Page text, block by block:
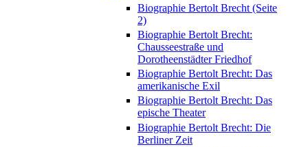
Biographie Bertolt Brecht (Seite
2)
Biographie Bertolt Brecht:
Chausseestraße und
Dorotheenstädter Friedhof
Biographie Bertolt Brecht: Das
amerikanische Exil
Biographie Bertolt Brecht: Das
epische Theater
Biographie Bertolt Brecht: Die
Berliner Zeit